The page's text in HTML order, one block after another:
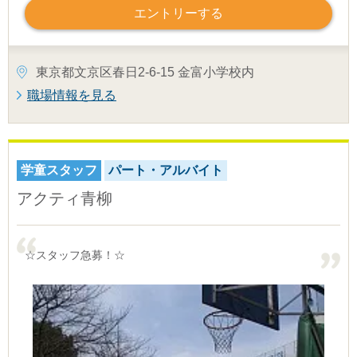
エントリーする
東京都文京区春日2-6-15 金富小学校内
職場情報を見る
学童スタッフ パート・アルバイト
アクティ青柳
☆スタッフ急募！☆